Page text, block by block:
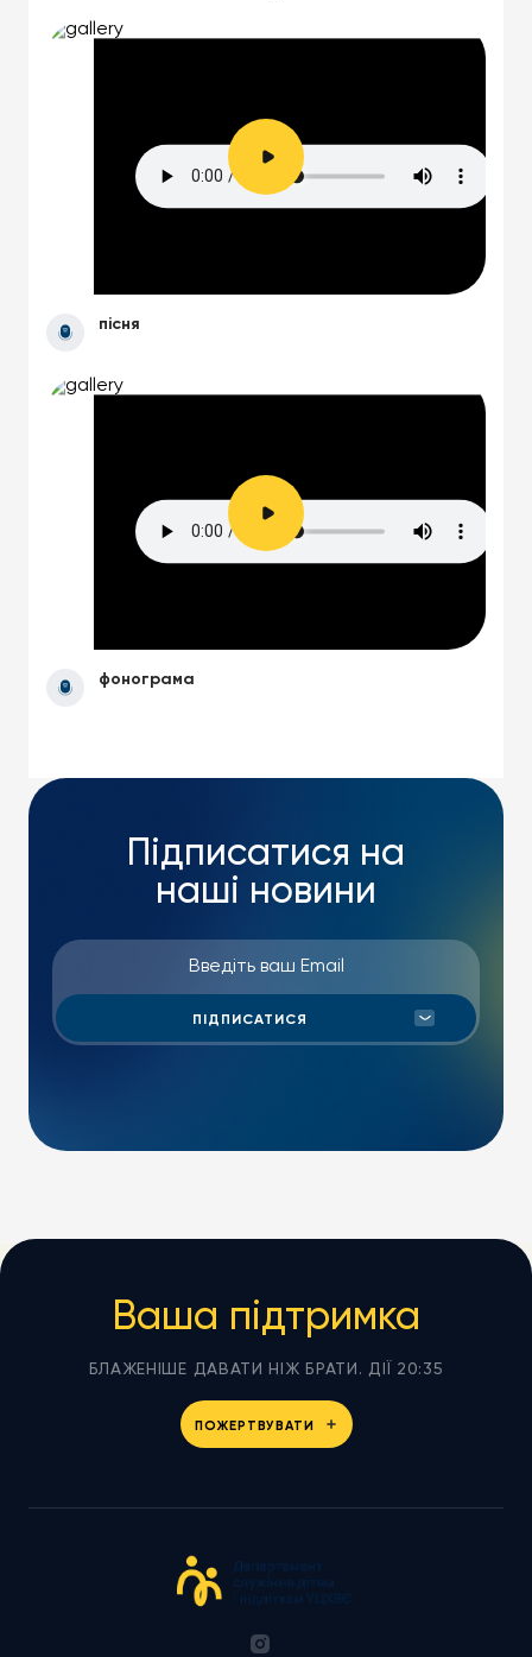
пісня
фонограма
Підписатися на
наші новини
Ваша підтримка
БЛАЖЕНІШЕ ДАВАТИ НІЖ БРАТИ. ДІЇ 20:35
ПОЖЕРТВУВАТИ